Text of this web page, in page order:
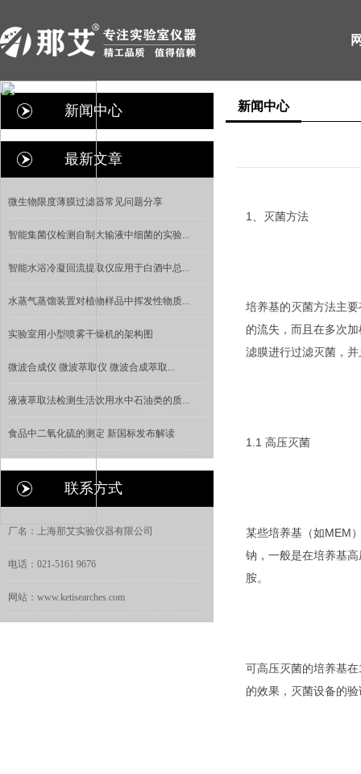
新闻中心
最新文章
微生物限度薄膜过滤器常见问题分享
智能集菌仪检测自制大输液中细菌的实验...
智能水浴冷凝回流提取仪应用于白酒中总...
水蒸气蒸馏装置对植物样品中挥发性物质...
实验室用小型喷雾干燥机的架构图
微波合成仪 微波萃取仪 微波合成萃取...
液液萃取法检测生活饮用水中石油类的质...
食品中二氧化硫的测定 新国标发布解读
联系方式
厂名：上海那艾实验仪器有限公司
电话：021-5161 9676
网站：www.ketisearches.com
新闻中心
1、灭菌方法
培养基的灭菌方法主
的流失，而且在多次
滤膜进行过滤灭菌，
1.1 高压灭菌
某些培养基（如MEM
钠，一般是在培养基
胺。
可高压灭菌的培养基
的效果，灭菌设备的